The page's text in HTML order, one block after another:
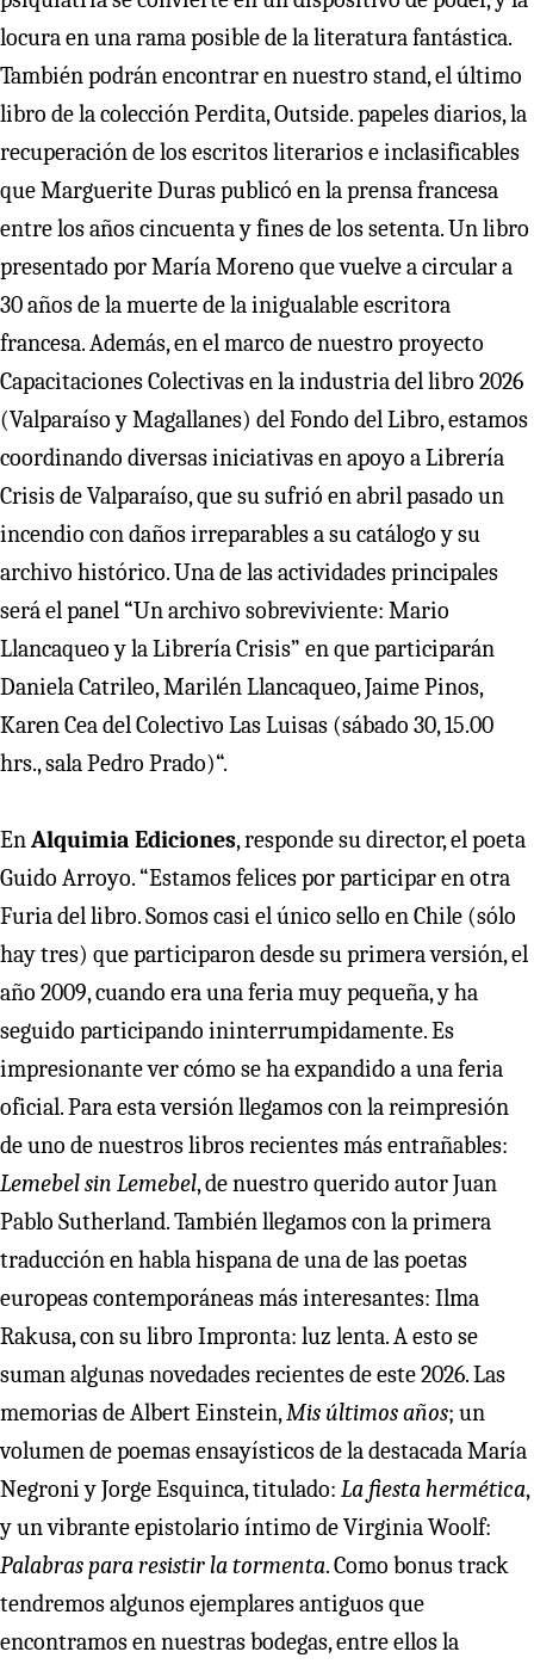
locura en una rama posible de la literatura fantástica.
También podrán encontrar en nuestro stand, el último
libro de la colección Perdita, Outside. papeles diarios, la
recuperación de los escritos literarios e inclasificables
que Marguerite Duras publicó en la prensa francesa
entre los años cincuenta y fines de los setenta. Un libro
presentado por María Moreno que vuelve a circular a
30 años de la muerte de la inigualable escritora
francesa. Además, en el marco de nuestro proyecto
Capacitaciones Colectivas en la industria del libro 2026
(Valparaíso y Magallanes) del Fondo del Libro, estamos
coordinando diversas iniciativas en apoyo a Librería
Crisis de Valparaíso, que su sufrió en abril pasado un
incendio con daños irreparables a su catálogo y su
archivo histórico. Una de las actividades principales
será el panel “Un archivo sobreviviente: Mario
Llancaqueo y la Librería Crisis” en que participarán
Daniela Catrileo, Marilén Llancaqueo, Jaime Pinos,
Karen Cea del Colectivo Las Luisas (sábado 30, 15.00
hrs., sala Pedro Prado)“.
EnAlquimia Ediciones, responde su director, el poeta
Guido Arroyo. “Estamos felices por participar en otra
Furia del libro. Somos casi el único sello en Chile (sólo
hay tres) que participaron desde su primera versión, el
año 2009, cuando era una feria muy pequeña, y ha
seguido participando ininterrumpidamente. Es
impresionante ver cómo se ha expandido a una feria
oficial. Para esta versión llegamos con la reimpresión
de uno de nuestros libros recientes más entrañables:
Lemebel sin Lemebel, de nuestro querido autor Juan
Pablo Sutherland. También llegamos con la primera
traducción en habla hispana de una de las poetas
europeas contemporáneas más interesantes: Ilma
Rakusa, con su libro Impronta: luz lenta. A esto se
suman algunas novedades recientes de este 2026. Las
memorias de Albert Einstein,Mis últimos años; un
volumen de poemas ensayísticos de la destacada María
Negroni y Jorge Esquinca, titulado: La fiesta hermética,
y un vibrante epistolario íntimo de Virginia Woolf:
Palabras para resistir la tormenta. Como bonus track
tendremos algunos ejemplares antiguos que
encontramos en nuestras bodegas, entre ellos la